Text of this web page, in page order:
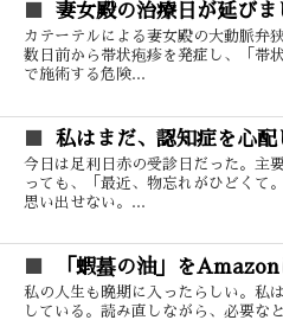
妻女殿の治療日が延びま
カテーテルによる妻女殿の大動脈弁
数日前から帯状疱疹を発症し、「帯
で施術する危険...
私はまだ、認知症を心
今日は足利日赤の受診日だった。主
っても、「最近、物忘れがひどくて
思い出せない。...
「蝦蟇の油」をAmazon
私の人生も晩期に入ったらしい。私
している。読み直しながら、必要な